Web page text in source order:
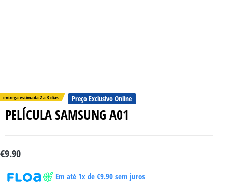
entrega estimada 2 a 3 dias Preço Exclusivo Online
PELÍCULA SAMSUNG A01
€9.90
Em até 1x de €9.90sem juros